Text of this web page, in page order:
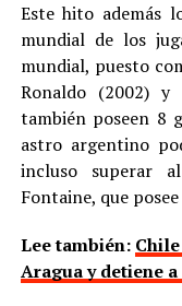
Este hito además
mundial de los
mundial, puesto
Ronaldo (2002) y
también poseen 8
astro argentino
incluso superar
Fontaine, que
Lee también:
Aragua y detiene